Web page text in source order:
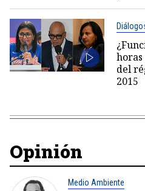
del
2015
Opinión
Medio Ambiente